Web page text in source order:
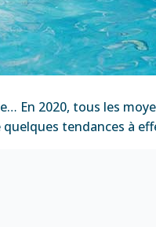
En 2020, tous les
tendances à